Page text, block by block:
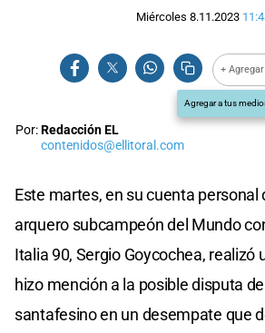
Miércoles 8.11.2023
+
Agregar a tus
Por:Redacción EL
contenidos@ellitoral.com
Este martes, en su cuenta personal
arquero subcampeón del Mundo
Italia 90, Sergio Goycochea, realizó
hizo mención a la posible disputa
santafesino en un desempate que